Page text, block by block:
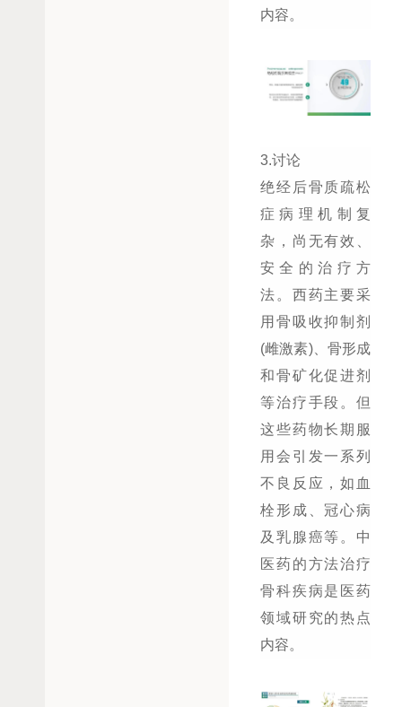
内容。
3.讨论
绝经后骨质疏松
症病理机制复
杂，尚无有效、
安全的治疗方
法。西药主要采
用骨吸收抑制剂
(雌激素)、骨形成
和骨矿化促进剂
等治疗手段。但
这些药物长期服
用会引发一系列
不良反应，如血
栓形成、冠心病
及乳腺癌等。中
医药的方法治疗
骨科疾病是医药
领域研究的热点
内容。